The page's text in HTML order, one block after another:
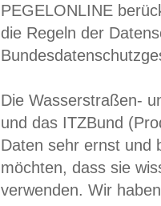
PEGELONLINE
die Regeln der
Die Wasserstraßen-
und das ITZBund
Daten sehr ernst und
möchten, dass sie
verwenden. Wir